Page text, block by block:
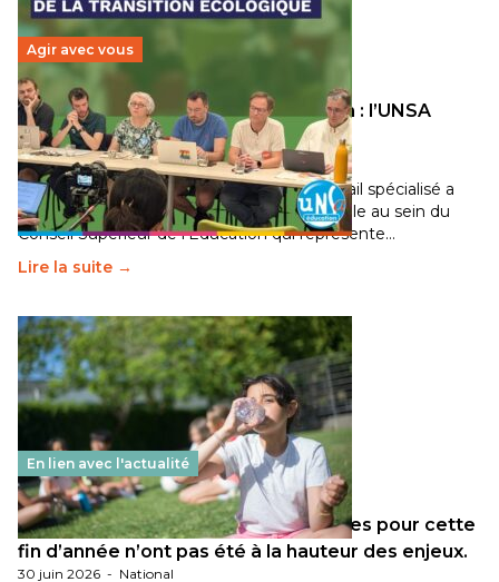
Agir avec vous
Transition écologique de l’éducation : l’UNSA
Éducation fait bouger les lignes
30 juin 2026-National
Pendant plusieurs mois, un groupe de travail spécialisé a
travaillé sur la transition écologique de l’Ecole au sein du
Conseil Supérieur de l’Éducation qui représente…
Lire la suite →
En lien avec l'actualité
Les décisions ministérielles attendues pour cette
fin d’année n’ont pas été à la hauteur des enjeux.
30 juin 2026 - National